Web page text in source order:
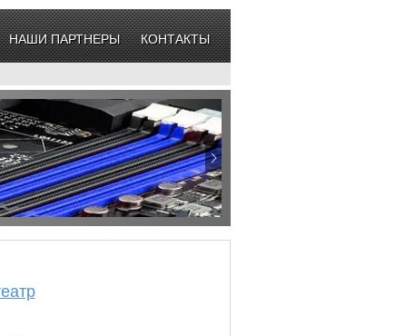
НАШИ ПАРТНЕРЫ КОНТАКТЫ